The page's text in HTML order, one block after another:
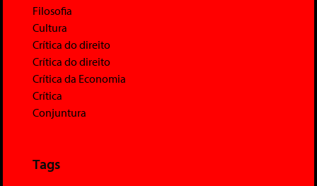
Filosofia
Cultura
Crítica do direito
Crítica do direito
Crítica da Economia
Crítica
Conjuntura
Tags